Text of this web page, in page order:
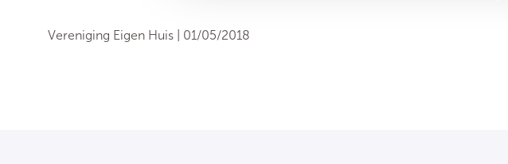
Vereniging Eigen Huis | 01/05/2018